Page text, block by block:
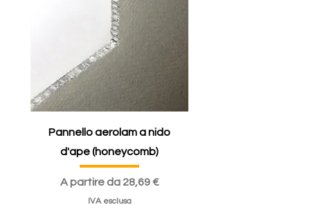
Pannello aerolam a nido
d'ape (honeycomb)
A partire da 28,69 €
Prezzo scontato
IVA esclusa